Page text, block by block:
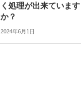
く処理が出来ています
か？
2024年6月1日